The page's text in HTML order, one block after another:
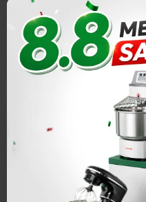
Select Size